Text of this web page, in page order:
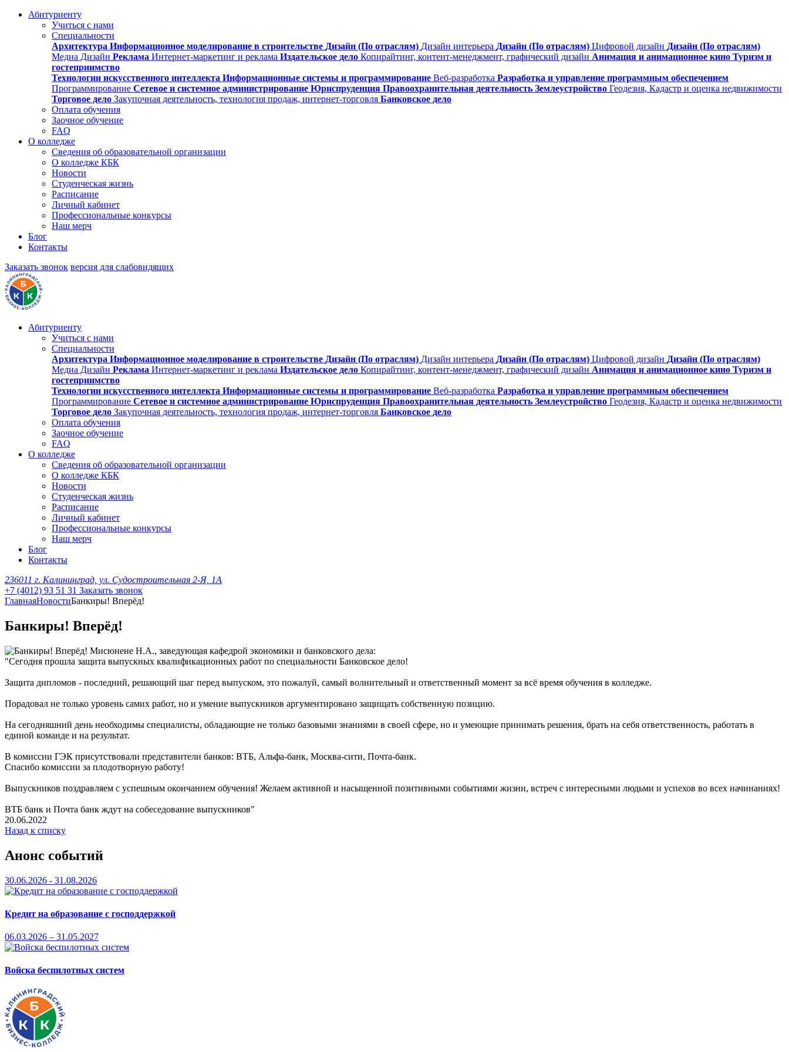
Абитуриенту
Учиться с нами
Специальности
Архитектура Информационное моделирование в строительстве Дизайн (По отраслям) Дизайн интерьера Дизайн (По отраслям) Цифровой дизайн Дизайн (По отраслям)
Медиа Дизайн Реклама Интернет-маркетинг и реклама Издательское дело Копирайтинг, контент-менеджмент, графический дизайн Анимация и анимационное кино Туризм и
гостеприимство
Технологии искусственного интеллекта Информационные системы и программирование Веб-разработка Разработка и управление программным обеспечением
Программирование Сетевое и системное администрирование Юриспруденция Правоохранительная деятельность Землеустройство Геодезия, Кадастр и оценка недвижимости
Торговое дело Закупочная деятельность, технология продаж, интернет-торговля Банковское дело
Оплата обучения
Заочное обучение
FAQ
О колледже
Сведения об образовательной организации
О колледже КБК
Новости
Студенческая жизнь
Расписание
Личный кабинет
Профессиональные конкурсы
Наш мерч
Блог
Контакты
Заказать звонок версия для слабовидящих
Абитуриенту
Учиться с нами
Специальности
Архитектура Информационное моделирование в строительстве Дизайн (По отраслям) Дизайн интерьера Дизайн (По отраслям) Цифровой дизайн Дизайн (По отраслям)
Медиа Дизайн Реклама Интернет-маркетинг и реклама Издательское дело Копирайтинг, контент-менеджмент, графический дизайн Анимация и анимационное кино Туризм и
гостеприимство
Технологии искусственного интеллекта Информационные системы и программирование Веб-разработка Разработка и управление программным обеспечением
Программирование Сетевое и системное администрирование Юриспруденция Правоохранительная деятельность Землеустройство Геодезия, Кадастр и оценка недвижимости
Торговое дело Закупочная деятельность, технология продаж, интернет-торговля Банковское дело
Оплата обучения
Заочное обучение
FAQ
О колледже
Сведения об образовательной организации
О колледже КБК
Новости
Студенческая жизнь
Расписание
Личный кабинет
Профессиональные конкурсы
Наш мерч
Блог
Контакты
236011 г. Калининград, ул. Судостроительная 2-Я, 1А
+7 (4012) 93 51 31 Заказать звонок
ГлавнаяНовостиБанкиры! Вперёд!
Банкиры! Вперёд!
Мисюнене Н.А., заведующая кафедрой экономики и банковского дела:
"Сегодня прошла защита выпускных квалификационных работ по специальности Банковское дело!
Защита дипломов - последний, решающий шаг перед выпуском, это пожалуй, самый волнительный и ответственный момент за всё время обучения в колледже.
Порадовал не только уровень самих работ, но и умение выпускников аргументировано защищать собственную позицию.
На сегодняшний день необходимы специалисты, обладающие не только базовыми знаниями в своей сфере, но и умеющие принимать решения, брать на себя ответственность, работать в
единой команде и на результат.
В комиссии ГЭК присутствовали представители банков: ВТБ, Альфа-банк, Москва-сити, Почта-банк.
Спасибо комиссии за плодотворную работу!
Выпускников поздравляем с успешным окончанием обучения! Желаем активной и насыщенной позитивными событиями жизни, встреч с интересными людьми и успехов во всех начинаниях!
ВТБ банк и Почта банк ждут на собеседование выпускников"
20.06.2022
Назад к списку
Анонс событий
30.06.2026 - 31.08.2026
Кредит на образование с господдержкой
06.03.2026 – 31.05.2027
Войска беспилотных систем